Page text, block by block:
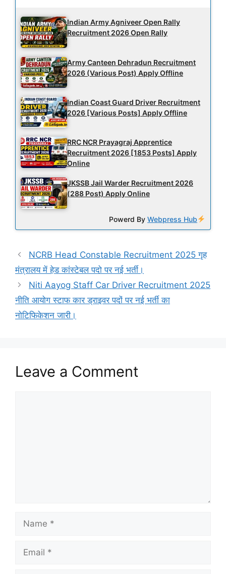
Indian Army Agniveer Open Rally
Recruitment 2026 Open Rally
Army Canteen Dehradun Recruitment
2026 (Various Post) Apply Offline
Indian Coast Guard Driver Recruitment
2026 [Various Posts] Apply Offline
RRC NCR Prayagraj Apprentice
Recruitment 2026 [1853 Posts] Apply
Online
JKSSB Jail Warder Recruitment 2026
(288 Post) Apply Online
Powerd ByWebpress Hub
NCRB Head Constable Recruitment 2025 गृह
मंत्रालय में हेड कांस्टेबल पदो पर नई भर्ती।
Niti Aayog Staff Car Driver Recruitment 2025
नीति आयोग स्टाफ कार ड्राइवर पदों पर नई भर्ती का
नोटिफिकेशन जारी।
Leave a Comment